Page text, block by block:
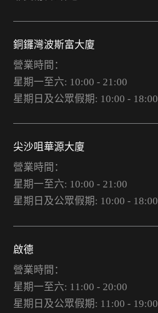
銅鑼灣波斯富大廈
營業時間：
星期一至六: 10:00 - 21:00
星期日及公眾假期: 10:00 - 18:00
尖沙咀華源大廈
營業時間：
星期一至六: 10:00 - 21:00
星期日及公眾假期: 10:00 - 18:00
啟德
營業時間：
星期一至六: 11:00 - 20:00
星期日及公眾假期: 11:00 - 19:00